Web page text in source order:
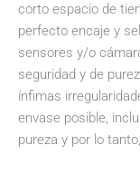
corto espacio de
perfecto encaje y
sensores y/o
seguridad y de
ínfimas
envase posible,
pureza y por lo